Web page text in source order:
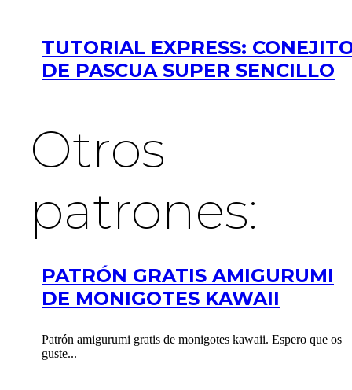
TUTORIAL EXPRESS:
DE PASCUA SUPER SENCILLO
Otros
patrones:
PATRÓN GRATIS AMIGURUMI
DE MONIGOTES KAWAII
Patrón amigurumi gratis de monigotes kawaii. Espero que os
guste...